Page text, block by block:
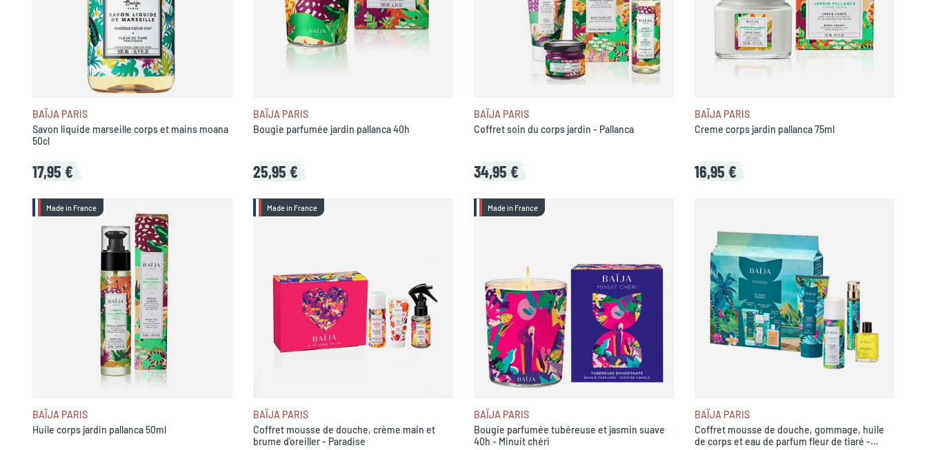
BAÏJA PARIS
Savon liquide marseille corps et mains moana
50cl
17,95 €
BAÏJA PARIS
Bougie parfumée jardin pallanca 40h
25,95 €
BAÏJA PARIS
Coffret soin du corps jardin - Pallanca
34,95 €
BAÏJA PARIS
Creme corps jardin pallanca 75ml
16,95 €
Made in France
BAÏJA PARIS
Huile corps jardin pallanca 50ml
Made in France
BAÏJA PARIS
Coffret mousse de douche, crème main et
brume d'oreiller - Paradise
Made in France
BAÏJA PARIS
Bougie parfumée tubéreuse et jasmin suave
40h - Minuit chéri
BAÏJA PARIS
Coffret mousse de douche, gommage, huile
de corps et eau de parfum fleur de tiaré -